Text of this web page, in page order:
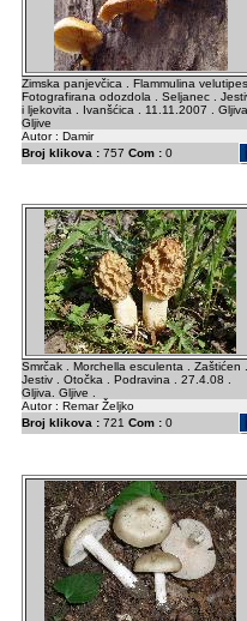
Zimska panjevčica . Flammulina
Fotografirana odozdola . Seljanec .
i ljekovita . Ivanšćica . 11.11.2007 .
Gljive
Autor : Damir
Broj klikova :757 Com :0
Smrčak . Morchella esculenta . Zaštićen .
Jestiv . Otočka . Podravina . 27.4.08 .
Gljiva. Gljive .
Autor : Remar Željko
Broj klikova :721 Com :0